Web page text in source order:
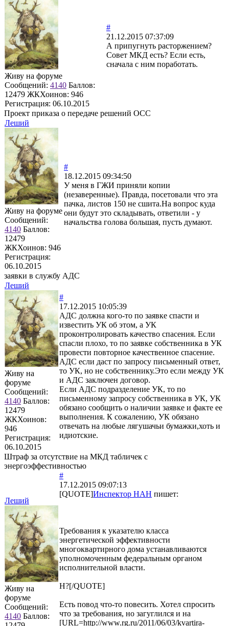
Живу на форуме
Сообщений: 4140 Баллов:
12479 ЖКХоинов: 946
Регистрация: 06.10.2015
#
21.12.2015 07:37:09
А припугнуть расторжением?
Совет МКД есть? Если есть,
сначала с ним поработать.
Проект приказа о передаче решений ОСС
Леший
Живу на форуме
Сообщений:
4140 Баллов:
12479
ЖКХоинов: 946
Регистрация:
06.10.2015
#
18.12.2015 09:34:50
У меня в ГЖИ приняли копии
(незаверенные). Правда, посетовали что эта
пачка, листов 150 не сшита.На вопрос куда
они будут это складывать, ответили - у
начальства голова большая, пусть думают.
заявки в службу АДС
Леший
Живу на
форуме
Сообщений:
4140 Баллов:
12479
ЖКХоинов:
946
Регистрация:
06.10.2015
#
17.12.2015 10:05:39
АДС должна кого-то по заявке спасти и
известить УК об этом, а УК
проконтролировать качество спасения. Если
спасли плохо, то по заявке собственника в УК
провести повторное качественное спасение.
АДС если даст по запросу письменный ответ,
то УК, но не собственнику.Это если между УК
и АДС заключен договор.
Если АДС подразделение УК, то по
письменному запросу собственника в УК, УК
обязано сообщить о наличии заявке и факте ее
выполнения. К сожалению, УК обязано
отвечать на любые лягушачьи бумажки,хоть и
идиотские.
Штраф за отсутствие на МКД табличек с
энергоэффестивностью
Леший
Живу на
форуме
Сообщений:
4140 Баллов:
#
17.12.2015 09:07:13
[QUOTE]Инспектор НАН пишет:
Требования к указателю класса
энергетической эффективности
многоквартирного дома устанавливаются
уполномоченным федеральным органом
исполнительной власти.
Н?[/QUOTE]
Есть повод что-то повесить. Хотел спросить
что за требования, но загуглился и на
[URL=http://www.rg.ru/2011/06/03/kvartira-